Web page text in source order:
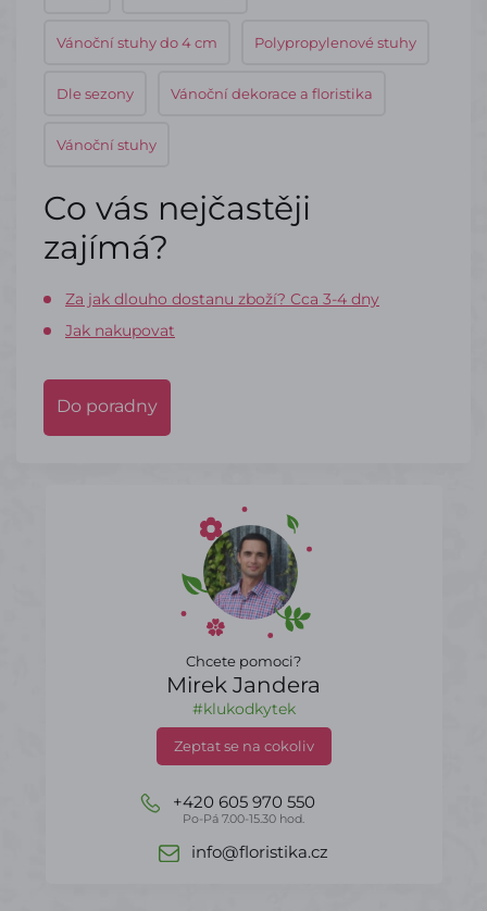
Vánoční stuhy do 4 cm Polypropylenové stuhy
Dle sezony Vánoční dekorace a floristika
Vánoční stuhy
Co vás nejčastěji
zajímá?
Za jak dlouho dostanu zboží? Cca 3-4 dny
Jak nakupovat
Do poradny
Chcete pomoci?
Mirek Jandera
#klukodkytek
Zeptat se na cokoliv
+420 605 970 550
Po-Pá 7.00-15.30 hod.
info@floristika.cz